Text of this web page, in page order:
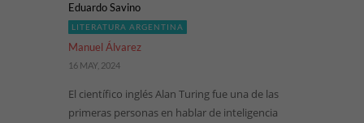
Eduardo Savino
LITERATURA ARGENTINA
Manuel Álvarez
16 MAY, 2024
El científico inglés Alan Turing fue una de las
primeras personas en hablar de inteligencia